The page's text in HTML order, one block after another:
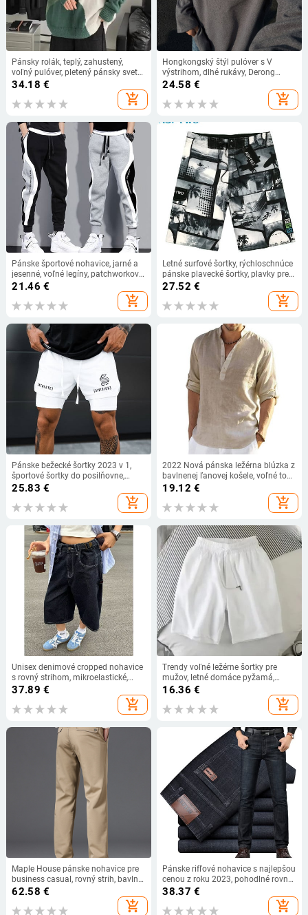
Pánsky rolák, teplý, zahustený,
voľný pulóver, pletený pánsky sveter,
veľkoobchod 2023
34.18 €
add_shopping_cart
Hongkongský štýl pulóver s V
výstrihom, dlhé rukávy, Derong
tkanina 96% polyester, hrubá látka
24.58 €
add_shopping_cart
Pánske športové nohavice, jarné a
jesenné, voľné legíny, patchworkové,
bežecké, tréningové, ležérne, módne,
21.46 €
add_shopping_cart
Letné surfové šortky, rýchloschnúce
pánske plavecké šortky, plavky pre
väčšie veľkosti, plavecké šortky,
surfové športové plážové pánske
bermudy, bežecké šortky
27.52 €
add_shopping_cart
Pánske bežecké šortky 2023 v 1,
športové šortky do posilňovne,
športové 2 v 1, dvojpodlažné
rýchloschnúce fitness nohavice,
joggingové nohavice, športové
25.83 €
add_shopping_cart
2022 Nová pánska ležérna blúzka z
bavlnenej ľanovej košele, voľné topy
s dlhým rukávom, jarná jeseň,
ležérne, pekné pánske košele
19.12 €
add_shopping_cart
Unisex denimové cropped nohavice
s rovný strihom, mikroelastické,
55% polyester, streetwear, leto 2025
37.89 €
add_shopping_cart
Trendy voľné ležérne šortky pre
mužov, letné domáce pyžamá,
športové nohavice, všestranné
16.36 €
add_shopping_cart
Maple House pánske nohavice pre
business casual, rovný strih, bavlno-
zmesová látka, stredne vysoký pás,
62.58 €
add_shopping_cart
Pánske rifľové nohavice s najlepšou
cenou z roku 2023, pohodlné rovné
džínsy, ležérne elastické pánske
38.37 €
add_shopping_cart